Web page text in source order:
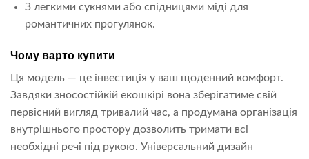
З легкими сукнями або спідницями міді для
романтичних прогулянок.
Чому варто купити
Ця модель — це інвестиція у ваш щоденний комфорт.
Завдяки зносостійкій екошкірі вона зберігатиме свій
первісний вигляд тривалий час, а продумана організація
внутрішнього простору дозволить тримати всі
необхідні речі під рукою. Універсальний дизайн